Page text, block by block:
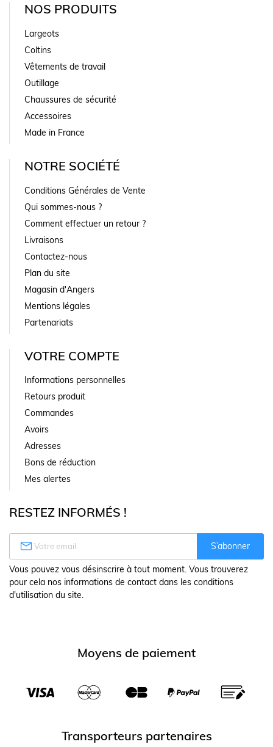
NOS PRODUITS
Largeots
Coltins
Vêtements de travail
Outillage
Chaussures de sécurité
Accessoires
Made in France
NOTRE SOCIÉTÉ
Conditions Générales de Vente
Qui sommes-nous ?
Comment effectuer un retour ?
Livraisons
Contactez-nous
Plan du site
Magasin d'Angers
Mentions légales
Partenariats
VOTRE COMPTE
Informations personnelles
Retours produit
Commandes
Avoirs
Adresses
Bons de réduction
Mes alertes
RESTEZ INFORMÉS !
 S’abonner
Vous pouvez vous désinscrire à tout moment. Vous trouverez
pour cela nos informations de contact dans les conditions
d'utilisation du site.
Moyens de paiement
Transporteurs partenaires